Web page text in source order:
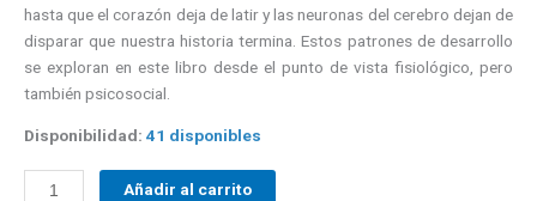
hasta que el corazón deja de latir y las neuronas del cerebro dejan de
disparar que nuestra historia termina. Estos patrones de desarrollo
se exploran en este libro desde el punto de vista fisiológico, pero
también psicosocial.
Disponibilidad: 41 disponibles
Añadir al carrito